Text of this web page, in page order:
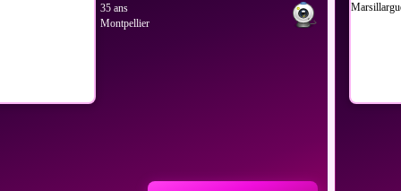
35 ans
Montpellier